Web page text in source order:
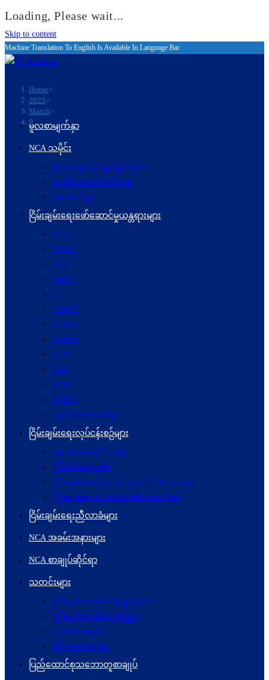
Loading, Please wait...
Skip to content
Machine Translation To English Is Available In Language Bar
Home>
2025>
March>
9
မူလစာမျက်နှာ
NCA သမိုင်း
ဦးတည်ချက်နှင့်ရည်ရွယ်ချက်
အထိမ်းအမှတ်တံဆိပ်များ
ဆောင်ပုဒ်များ
ငြိမ်းချမ်းရေးဖော်‌ဆောင်မှုယန္တရားများ
UPCC
UPWC
MPC
NRPC
PC
NSPCC
NSPWC
NSPNC
NSPC
JMC
JICM
UPDJC
လုပ်ငန်းကော်မတီများ
ငြိမ်းချမ်းရေးလုပ်ငန်းစဉ်များ
နောက်ခံအကြောင်းအရာ
ငြိမ်းချမ်းရေးမူဝါဒ
ငြိမ်းချမ်းရေးတွင်ပါဝင်သူများ၏ စကားသံများ
ငြိမ်းချမ်းရေးအစုအဖွဲ့များ၏စကားသံများ
ငြိမ်းချမ်းရေးညီလာခံများ
NCA အခမ်းအနားများ
NCA စာချုပ်ဆိုင်ရာ
သတင်းများ
ငြိမ်းချမ်းရေးဆိုင်ရာ(ပြည်တွင်း)
ငြိမ်းချမ်းရေးဆိုင်ရာ(ပြည်ပ)
ပြည်တွင်းရေးရာ
နိုင်ငံတကာရေးရာ
ပြည်ထောင်စုသဘောတူစာချုပ်